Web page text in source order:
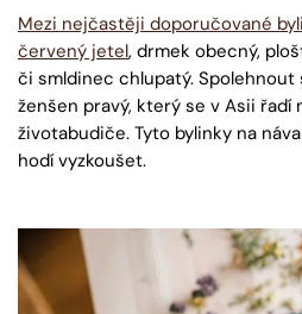
Mezi nejčastěji doporučované
červený jetel, drmek obecný,
či smldinec chlupatý. Spolehnout
ženšen pravý, který se v Asii řadí
životabudiče. Tyto bylinky na
hodí vyzkoušet.